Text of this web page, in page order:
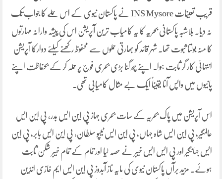
قریب تعینات INS Mysore نے پاکستان نیوی کے اس حملے کا جواب تک
نہ دیا۔ بلاشبہ پاکستانی بحریہ کا یہ کامیاب ترین آپریشن اس کی پیشہ وارانہ مہارتوں
کا منہ بولتا ثبوت تھا۔ شہر قائد کو بھارتی حملوں سے محفوظ رکھنے کیلئے دوارکا آپریشن
انتہائی کار گر ثابت ہوا۔ اپنے چھ گنا بڑی بحری فوج پر حملہ کر کے بحفاظت اپنے
پانیوں میں واپس آنا یقیناً ایک بے مثال کامیابی تھی۔
اس آپریشن میں پاک بحریہ کے سات بحری جہاز پی این ایس بدر، پی این ایس
عالمگیر، پی این ایس شاہ جہاں، پی این ایس ٹیپو سلطان، پی این ایس بابر، پی این
ایس جہانگیر اور پی ایس ایس خیبر نے حصہ لیا اور تمام کے تمام خیبر شکن ثابت
ہوئے۔ مزید برآں پاکستان نیوی کی مایہ ناز آبدوز پی این ایس ایم غازی انڈین